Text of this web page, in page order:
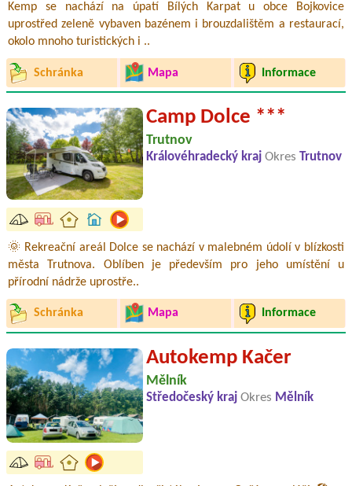
Kemp se nachází na úpatí Bílých Karpat u obce Bojkovice
uprostřed zeleně vybaven bazénem i brouzdalištěm a restaurací,
okolo mnoho turistických i ..
Schránka Mapa Informace
Camp Dolce ***
Trutnov
Královéhradecký kraj Okres Trutnov
🌞 Rekreační areál Dolce se nachází v malebném údolí v blízkosti
města Trutnova. Oblíben je především pro jeho umístění u
přírodní nádrže uprostře..
Schránka Mapa Informace
Autokemp Kačer
Mělník
Středočeský kraj Okres Mělník